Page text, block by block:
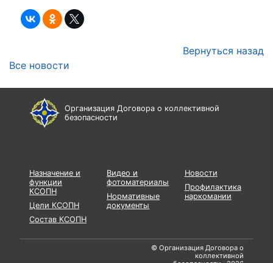
Вернуться назад
Все новости
Организация Договора о коллективной
безопасности
Назначение и
функции
КСОПН
Цели КСОПН
Состав КСОПН
Видео и
фотоматериалы
Нормативные
документы
Новости
Профилактика
наркомании
© Организация Договора о
коллективной